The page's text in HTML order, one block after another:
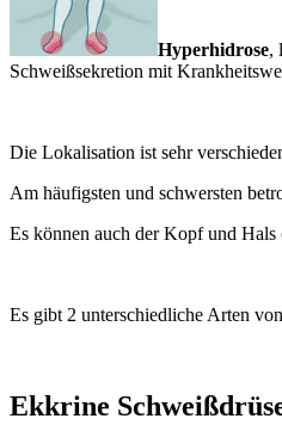
Hyperhidrose,
Schweißsekretion mit
Die Lokalisation ist sehr
Am häufigsten und schwersten
Es können auch der Kopf und
Es gibt 2 unterschiedliche Arten
Ekkrine